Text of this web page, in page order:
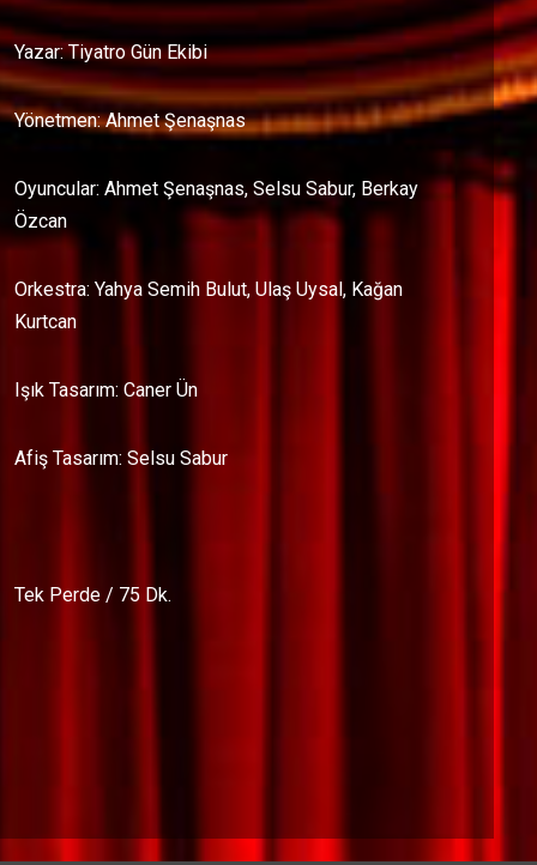
Yazar: Tiyatro Gün Ekibi
Yönetmen: Ahmet Şenaşnas
Oyuncular: Ahmet Şenaşnas, Selsu Sabur, Berkay
Özcan
Orkestra: Yahya Semih Bulut, Ulaş Uysal, Kağan
Kurtcan
Işık Tasarım: Caner Ün
Afiş Tasarım: Selsu Sabur
Tek Perde / 75 Dk.